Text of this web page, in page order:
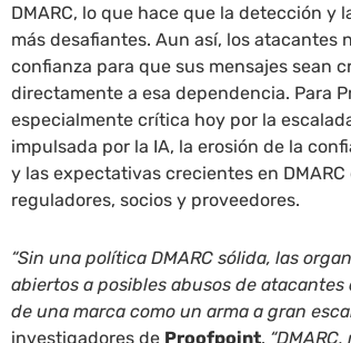
DMARC, lo que hace que la detección y
más desafiantes. Aun así, los atacantes
confianza para que sus mensajes sean
directamente a esa dependencia. Para
especialmente crítica hoy por la
impulsada por la IA, la erosión de la
y las expectativas crecientes en
reguladores, socios y proveedores.
“Sin una política DMARC sólida, las
abiertos a posibles abusos de
de una marca como un arma a gran
investigadores de Proofpoint.